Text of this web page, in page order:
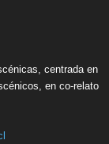
centrada en
en co-relato